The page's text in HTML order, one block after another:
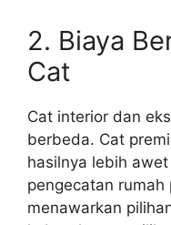
2. Biaya
Cat
Cat interior dan
berbeda. Cat
hasilnya lebih
pengecatan
menawarkan